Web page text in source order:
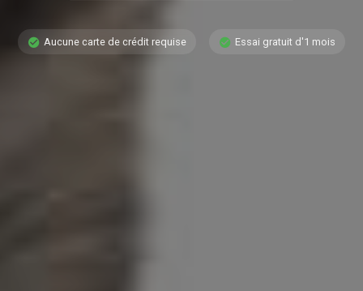
Aucune carte de crédit requise Essai gratuit d'1 mois